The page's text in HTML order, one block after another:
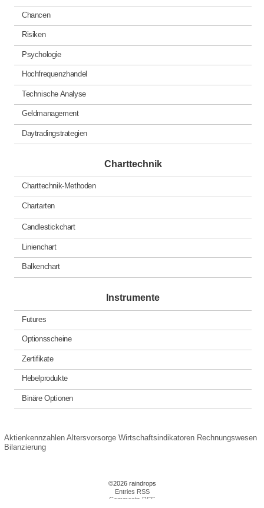
Chancen
Risiken
Psychologie
Hochfrequenzhandel
Technische Analyse
Geldmanagement
Daytradingstrategien
Charttechnik
Charttechnik-Methoden
Chartarten
Candlestickchart
Linienchart
Balkenchart
Instrumente
Futures
Optionsscheine
Zertifikate
Hebelprodukte
Binäre Optionen
Aktienkennzahlen Altersvorsorge Wirtschaftsindikatoren Rechnungswesen
Bilanzierung
©2026 raindrops
Entries RSS
Comments RSS